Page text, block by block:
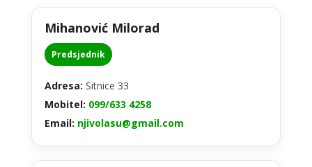
Mihanović Milorad
Predsjednik
Adresa: Sitnice 33
Mobitel: 099/633 4258
Email: njivolasu@gmail.com